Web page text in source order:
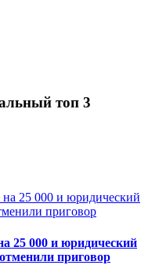
топ 3
25 000 и юридический
приговор